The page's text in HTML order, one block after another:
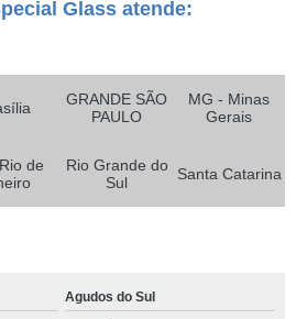
Camaçari
vidro CORONEL FABRICIANO
Paraisópolis
Morato
Santa Rita do Sapucai
Glass atende:
GRANDE SÃO
PAULO
MG - Minas
Gerais
de
Rio Grande do
Sul
Santa Catarina
Agudos do Sul